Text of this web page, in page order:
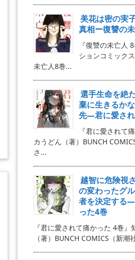
美花は密の実
真相ー復讐の
『復讐の未亡人
ションコミック
未亡人8巻...
選手生命を絶
棄に生きるか
先―君に愛さ
『君に愛されて
カうどん（著）BUNCH
さ...
越智に危険視
の変わったグ
者を決定する
った4巻
『君に愛されて痛かった 4巻』
（著）BUNCH COMICS（新